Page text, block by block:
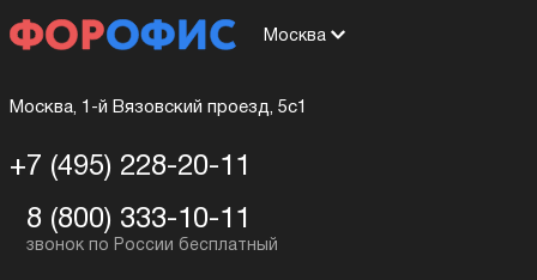
Москва
Москва, 1-й Вязовский проезд, 5с1
+7 (495) 228-20-11
8 (800) 333-10-11